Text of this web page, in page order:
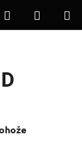
Hledat
KOŠÍK